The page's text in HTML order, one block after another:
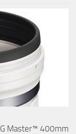
Master™ 400mm